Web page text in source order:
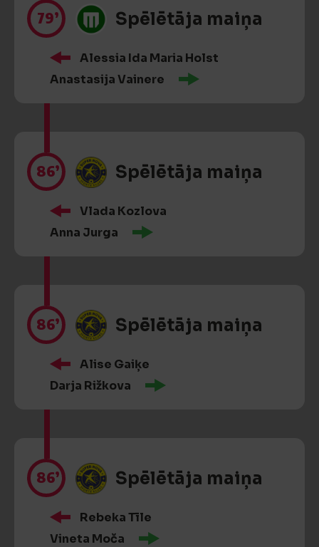
79’ Spēlētāja maiņa
Alessia Ida Maria Holst
Anastasija Vainere
86’ Spēlētāja maiņa
Vlada Kozlova
Anna Jurga
86’ Spēlētāja maiņa
Alise Gaiķe
Darja Rižkova
86’ Spēlētāja maiņa
Rebeka Tīle
Vineta Moča